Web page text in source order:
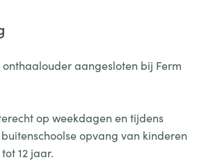
aangesloten bij Ferm
op weekdagen en tijdens
opvang van kinderen
12 jaar.